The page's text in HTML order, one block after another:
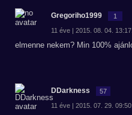
Gregoriho1999 1
11 éve | 2015. 08. 04.
elmenne nekem? Min 100%
DDarkness 57
11 éve | 2015. 07. 29.